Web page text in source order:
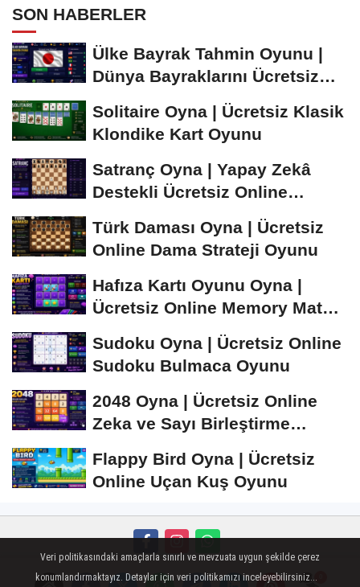
SON HABERLER
Ülke Bayrak Tahmin Oyunu |
Dünya Bayraklarını Ücretsiz
Solitaire Oyna | Ücretsiz Klasik
Klondike Kart Oyunu
Satranç Oyna | Yapay Zekâ
Destekli Ücretsiz Online
Türk Daması Oyna | Ücretsiz
Online Dama Strateji Oyunu
Hafıza Kartı Oyunu Oyna |
Ücretsiz Online Memory Match
Sudoku Oyna | Ücretsiz Online
Sudoku Bulmaca Oyunu
2048 Oyna | Ücretsiz Online
Zeka ve Sayı Birleştirme
Flappy Bird Oyna | Ücretsiz
Online Uçan Kuş Oyunu
Künye İletişim Çerez Politikası Gizlilik İlkeleri
Veri politikasındaki amaçlarla sınırlı ve mevzuata uygun şekilde çerez
konumlandırmaktayız. Detaylar için veri politikamızı inceleyebilirsiniz...